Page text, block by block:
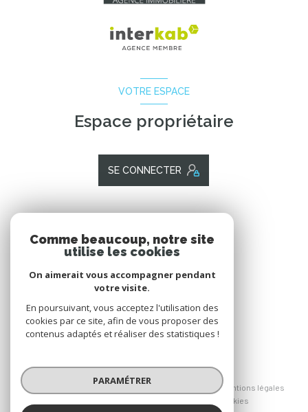
VOTRE ESPACE
Espace propriétaire
SE CONNECTER
Nous adhérons
© 2026 | Tous droits réservés
Mentions légales
Cookies
Comme beaucoup, notre site
utilise les cookies
On aimerait vous accompagner pendant
votre visite.
En poursuivant, vous acceptez l'utilisation des
cookies par ce site, afin de vous proposer des
contenus adaptés et réaliser des statistiques !
PARAMÉTRER